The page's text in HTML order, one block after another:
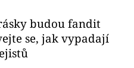
budou fandit
se, jak vypadají